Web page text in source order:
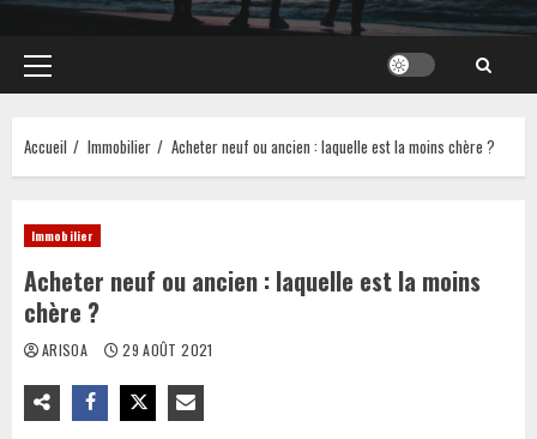
Menu
principal
Accueil Immobilier Acheter neuf ou ancien : laquelle est la moins chère ?
Immobilier
Acheter neuf ou ancien : laquelle est la moins
chère ?
ARISOA 29 AOÛT 2021